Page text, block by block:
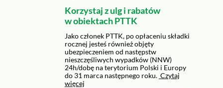
Korzystaj z ulg i rabatów
w obiektach PTTK
Jako członek PTTK, po opłaceniu składki
rocznej jesteś również objęty
ubezpieczeniem od następstw
nieszczęśliwych wypadków (NNW)
24h/dobę na terytorium Polski i Europy
do 31 marca następnego roku. Czytaj
więcej